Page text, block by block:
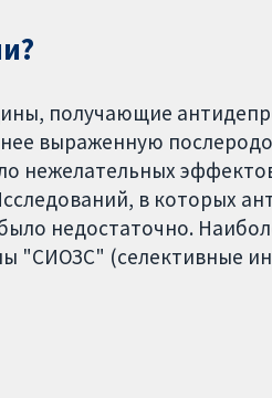
получающие
выраженную
нежелательных
в которых
недостаточно.
"СИОЗС" (селективные